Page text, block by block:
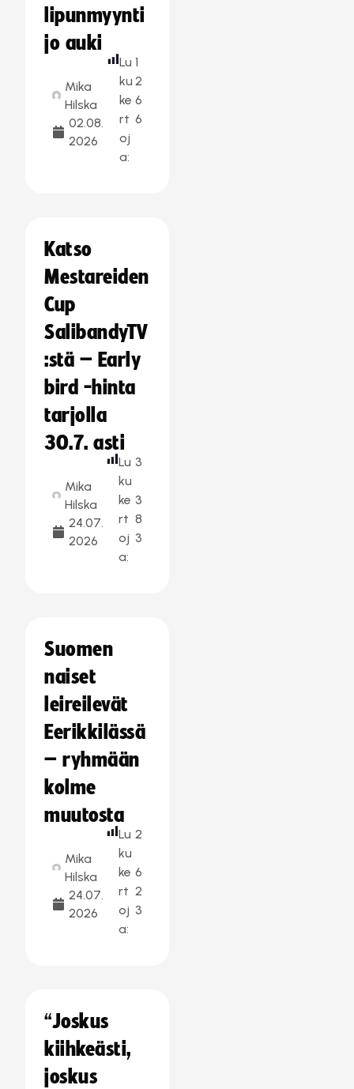
lipunmyynti
jo auki
Mika
Hilska
02.08.
2026
Lu
ku
ke
rt
oj
a:
1
2
6
6
Katso
Mestareiden
Cup
SalibandyTV
:stä – Early
bird -hinta
tarjolla
30.7. asti
Mika
Hilska
24.07.
2026
Lu
ku
ke
rt
oj
a:
3
3
8
3
Suomen
naiset
leireilevät
Eerikkilässä
– ryhmään
kolme
muutosta
Mika
Hilska
24.07.
2026
Lu
ku
ke
rt
oj
a:
2
6
2
3
“Joskus
kiihkeästi,
joskus